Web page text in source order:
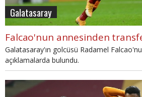
Galatasaray
Falcao'nun annesinden
Galatasaray'ın golcüsü Radamel
açıklamalarda bulundu.